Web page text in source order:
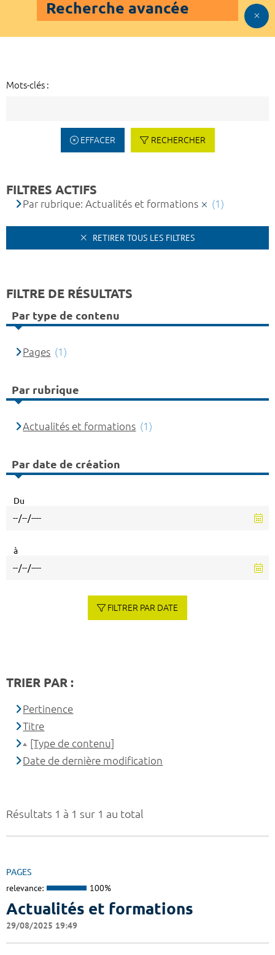
Recherche avancée
Mots-clés :
EFFACER RECHERCHER
Résultats 1 à 1 sur 1 au total
PAGES
relevance: 100%
Actualités et formations
29/08/2025 19:49
FILTRES ACTIFS
Par rubrique: Actualités et formations (1)
RETIRER TOUS LES FILTRES
FILTRE DE RÉSULTATS
Par type de contenu
Pages (1)
Par rubrique
Actualités et formations (1)
Par date de création
Du
à
FILTRER PAR DATE
TRIER PAR :
Pertinence
Titre
[Type de contenu]
Date de dernière modification